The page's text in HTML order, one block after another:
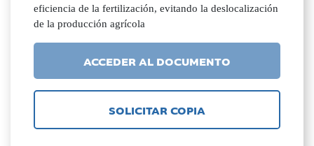
eficiencia de la fertilización, evitando la deslocalización
de la producción agrícola
ACCEDER AL DOCUMENTO
SOLICITAR COPIA